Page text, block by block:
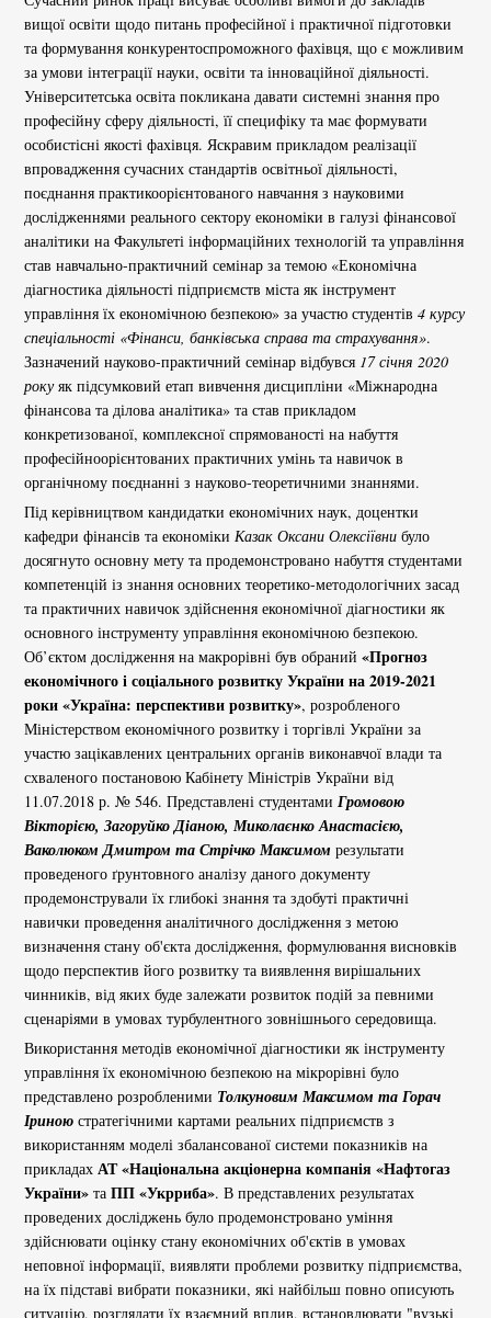
вищої освіти щодо питань професійної і практичної підготовки
та формування конкурентоспроможного фахівця, що є можливим
за умови інтеграції науки, освіти та інноваційної діяльності.
Університетська освіта покликана давати системні знання про
професійну сферу діяльності, її специфіку та має формувати
особистісні якості фахівця. Яскравим прикладом реалізації
впровадження сучасних стандартів освітньої діяльності,
поєднання практикоорієнтованого навчання з науковими
дослідженнями реального сектору економіки в галузі фінансової
аналітики на Факультеті інформаційних технологій та управління
став навчально-практичний семінар за темою «Економічна
діагностика діяльності підприємств міста як інструмент
управління їх економічною безпекою» за участю студентів 4 курсу
спеціальності «Фінанси, банківська справа та страхування».
Зазначений науково-практичний семінар відбувся 17 січня 2020
рокуяк підсумковий етап вивчення дисципліни «Міжнародна
фінансова та ділова аналітика» та став прикладом
конкретизованої, комплексної спрямованості на набуття
професійноорієнтованих практичних умінь та навичок в
органічному поєднанні з науково-теоретичними знаннями.
Під керівництвом кандидатки економічних наук, доцентки
кафедри фінансів та економіки Казак Оксани Олексіївни було
досягнуто основну мету та продемонстровано набуття студентами
компетенцій із знання основних теоретико-методологічних засад
та практичних навичок здійснення економічної діагностики як
основного інструменту управління економічною безпекою.
Об’єктом дослідження на макрорівні був обраний «Прогноз
економічного і соціального розвитку України на 2019-2021
роки «Україна: перспективи розвитку», розробленого
Міністерством економічного розвитку і торгівлі України за
участю зацікавлених центральних органів виконавчої влади та
схваленого постановою Кабінету Міністрів України від
11.07.2018 р. № 546. Представлені студентами Громовою
Вікторією, Загоруйко Діаною, Миколаєнко Анастасією,
Ваколюком Дмитром та Стрічко Максимом результати
проведеного ґрунтовного аналізу даного документу
продемонстрували їх глибокі знання та здобуті практичні
навички проведення аналітичного дослідження з метою
визначення стану об'єкта дослідження, формулювання висновків
щодо перспектив його розвитку та виявлення вирішальних
чинників, від яких буде залежати розвиток подій за певними
сценаріями в умовах турбулентного зовнішнього середовища.
Використання методів економічної діагностики як інструменту
управління їх економічною безпекою на мікрорівні було
представлено розробленими Толкуновим Максимом та Горач
Іриною стратегічними картами реальних підприємств з
використанням моделі збалансованої системи показників на
прикладах АТ «Національна акціонерна компанія «Нафтогаз
України» та ПП «Укрриба». В представлених результатах
проведених досліджень було продемонстровано уміння
здійснювати оцінку стану економічних об'єктів в умовах
неповної інформації, виявляти проблеми розвитку підприємства,
на їх підставі вибрати показники, які найбільш повно описують
ситуацію, розглядати їх взаємний вплив, встановлювати "вузькі